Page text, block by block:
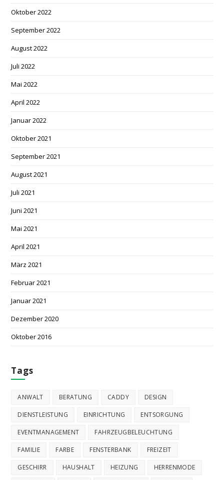
Oktober 2022
September 2022
August 2022
Juli 2022
Mai 2022
April 2022
Januar 2022
Oktober 2021
September 2021
August 2021
Juli 2021
Juni 2021
Mai 2021
April 2021
März 2021
Februar 2021
Januar 2021
Dezember 2020
Oktober 2016
Tags
ANWALT BERATUNG CADDY DESIGN
DIENSTLEISTUNG EINRICHTUNG ENTSORGUNG
EVENTMANAGEMENT FAHRZEUGBELEUCHTUNG
FAMILIE FARBE FENSTERBANK FREIZEIT
GESCHIRR HAUSHALT HEIZUNG HERRENMODE